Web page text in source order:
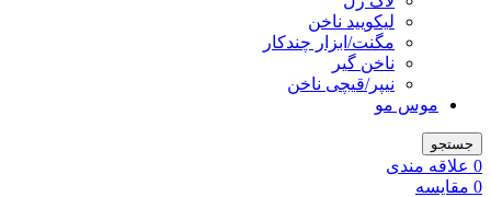
لیکوييد ناخن
مگنت/ابزار چندکار
ناخن گیر
نیپر/قیچی ناخن
موس مو
جستجو
0 علاقه مندی
0 مقایسه